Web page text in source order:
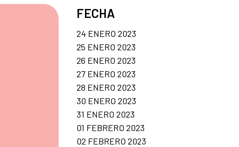
FECHA
24 ENERO 2023
25 ENERO 2023
26 ENERO 2023
27 ENERO 2023
28 ENERO 2023
30 ENERO 2023
31 ENERO 2023
01 FEBRERO 2023
02 FEBRERO 2023